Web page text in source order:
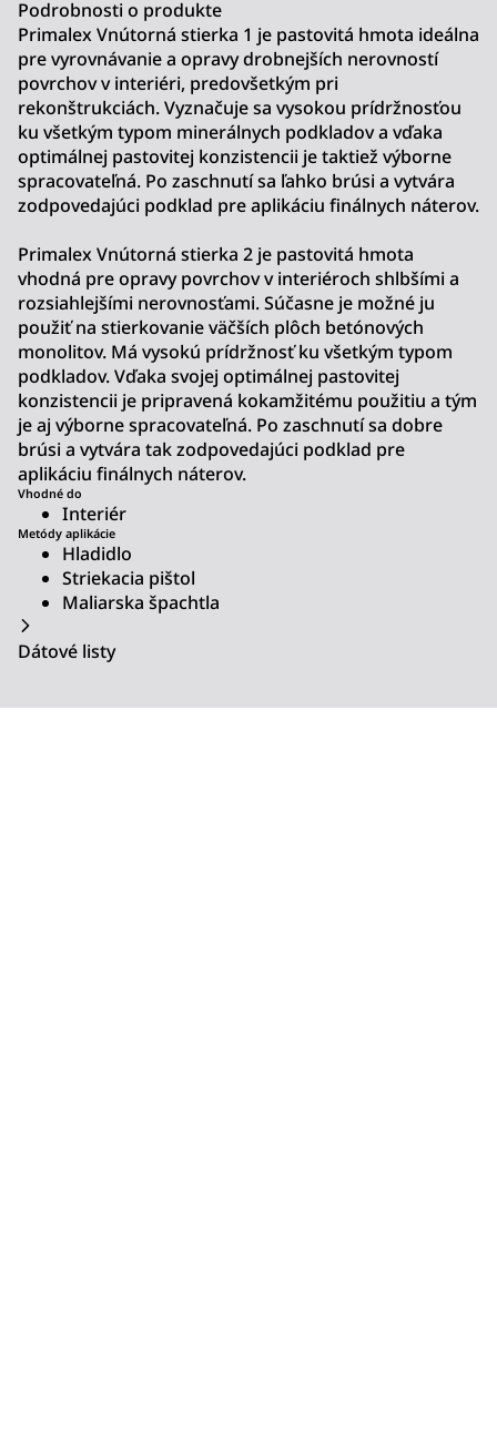
Podrobnosti o produkte
Primalex Vnútorná stierka 1 je pastovitá hmota ideálna
pre vyrovnávanie a opravy drobnejších nerovností
povrchov v interiéri, predovšetkým pri
rekonštrukciách. Vyznačuje sa vysokou prídržnosťou
ku všetkým typom minerálnych podkladov a vďaka
optimálnej pastovitej konzistencii je taktiež výborne
spracovateľná. Po zaschnutí sa ľahko brúsi a vytvára
zodpovedajúci podklad pre aplikáciu finálnych náterov.
Primalex Vnútorná stierka 2 je pastovitá hmota
vhodná pre opravy povrchov v interiéroch shlbšími a
rozsiahlejšími nerovnosťami. Súčasne je možné ju
použiť na stierkovanie väčších plôch betónových
monolitov. Má vysokú prídržnosť ku všetkým typom
podkladov. Vďaka svojej optimálnej pastovitej
konzistencii je pripravená kokamžitému použitiu a tým
je aj výborne spracovateľná. Po zaschnutí sa dobre
brúsi a vytvára tak zodpovedajúci podklad pre
aplikáciu finálnych náterov.
Vhodné do
Interiér
Metódy aplikácie
Hladidlo
Striekacia pištol
Maliarska špachtla
Dátové listy